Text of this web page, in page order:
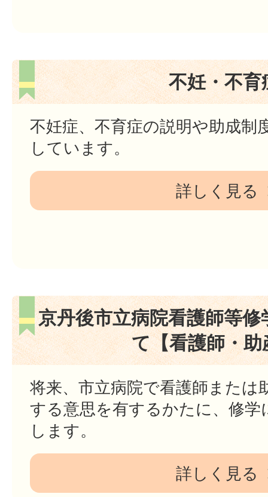
不妊・不育
不妊症、不育症の説明や助成制
しています。
詳しく見る
京丹後市立病院看護師等
て【看護師・助
将来、市立病院で看護師または
する意思を有するかたに、修学
します。
詳しく見る